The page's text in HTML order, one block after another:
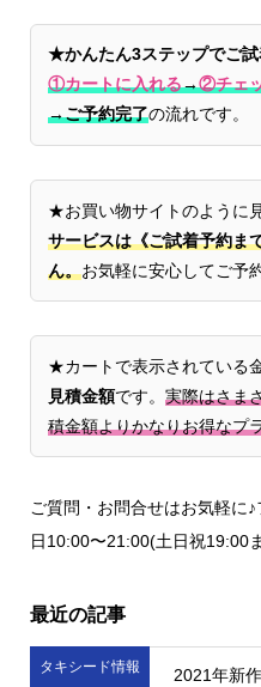
★かんたん3ステップでご試
①カートに入れる→②チェ
→ご予約完了の流れです。
★お買い物サイトのように
サービスは《ご試着予約ま
ん。お気軽に安心してご予
★カートで表示されている
見積金額です。 実際はさま
積金額よりかなりお得なプ
ご質問・お問合せはお気軽に
日10:00〜21:00(土日祝19:00
最近の記事
2021年新
タキシード情報